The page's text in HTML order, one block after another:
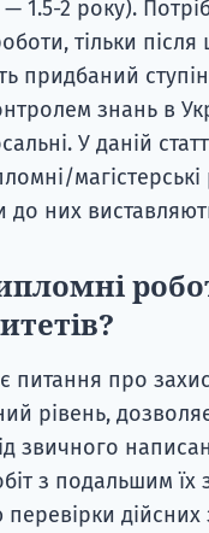
1.5-2 року).
тільки
придбаний
знань в
У даній
до них
питання про
рівень,
звичного
з подальшим їх
дійсних